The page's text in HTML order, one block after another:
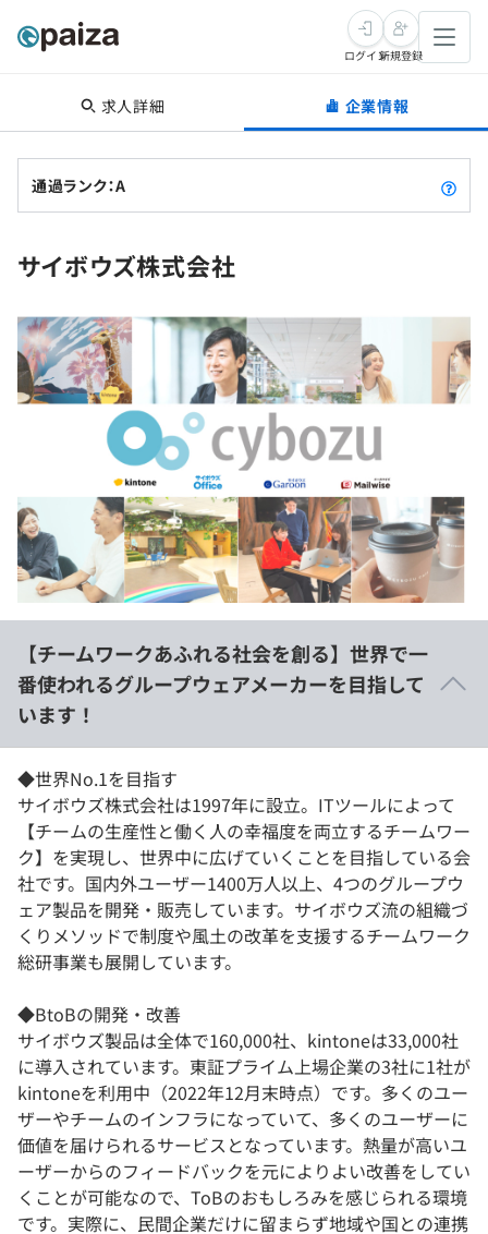
転職・キャリア
転職成功ガイド
転職エージェント
インタビュー
転職成功ガイド
新卒就活
求人検索
本選考
インターン
新卒エージェント
イベント・セミナー
インタビュー
学習
講座一覧
問題集
リファレンス
プラン
個人向けプラン
法人向けプラン
学校向けプラン
契約内容・クーポン
スキルチェック
プログラミング言語
再チャレンジ結果一覧
ゲーム・マンガ
Tech Team Journal
paiza times
note
ログイン新規登録
求人詳細 企業情報
通過ランク：A
サイボウズ株式会社
【チームワークあふれる社会を創る】世界で一
番使われるグループウェアメーカーを目指して
います！
◆世界No.1を目指す
サイボウズ株式会社は1997年に設立。ITツールによって
【チームの生産性と働く人の幸福度を両立するチームワー
ク】を実現し、世界中に広げていくことを目指している会
社です。国内外ユーザー1400万人以上、4つのグループウ
ェア製品を開発・販売しています。サイボウズ流の組織づ
くりメソッドで制度や風土の改革を支援するチームワーク
総研事業も展開しています。
◆BtoBの開発・改善
サイボウズ製品は全体で160,000社、kintoneは33,000社
に導入されています。東証プライム上場企業の3社に1社が
kintoneを利用中（2022年12月末時点）です。多くのユー
ザーやチームのインフラになっていて、多くのユーザーに
価値を届けられるサービスとなっています。熱量が高いユ
ーザーからのフィードバックを元によりよい改善をしてい
くことが可能なので、ToBのおもしろみを感じられる環境
です。実際に、民間企業だけに留まらず地域や国との連携